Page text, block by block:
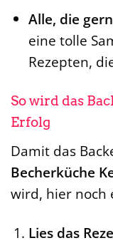
Alle, die
eine tolle
Rezepten,
So wird das
Erfolg
Damit das
Becherküche
wird, hier noch
Lies das